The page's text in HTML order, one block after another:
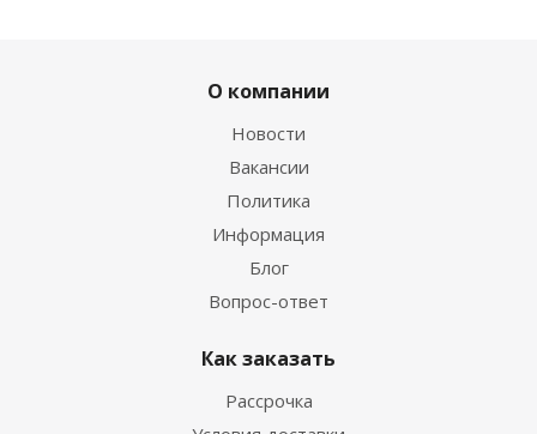
О компании
Новости
Вакансии
Политика
Информация
Блог
Вопрос-ответ
Как заказать
Рассрочка